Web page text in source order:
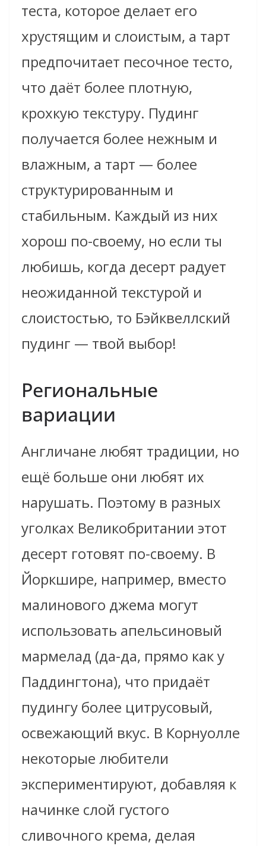
теста, которое делает его
хрустящим и слоистым, а тарт
предпочитает песочное тесто,
что даёт более плотную,
крохкую текстуру. Пудинг
получается более нежным и
влажным, а тарт — более
структурированным и
стабильным. Каждый из них
хорош по-своему, но если ты
любишь, когда десерт радует
неожиданной текстурой и
слоистостью, то Бэйквеллский
пудинг — твой выбор!
Региональные
вариации
Англичане любят традиции, но
ещё больше они любят их
нарушать. Поэтому в разных
уголках Великобритании этот
десерт готовят по-своему. В
Йоркшире, например, вместо
малинового джема могут
использовать апельсиновый
мармелад (да-да, прямо как у
Паддингтона), что придаёт
пудингу более цитрусовый,
освежающий вкус. В Корнуолле
некоторые любители
экспериментируют, добавляя к
начинке слой густого
сливочного крема, делая